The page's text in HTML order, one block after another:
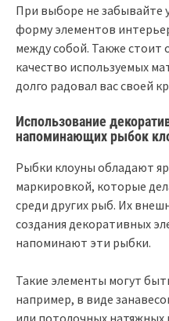
При выборе не забывайте
форму элементов
между собой. Также стоит
качество используемых
долго радовал вас своей
Использование
напоминающих рыбок
Рыбки клоуны обладают
маркировкой, которые
среди других рыб. Их
создания декоративных
напоминают эти рыбки.
Такие элементы могут
например, в виде
или потолочных